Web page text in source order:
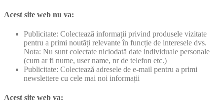
Acest site web nu va:
Publicitate: Colectează informații privind produsele vizitate
pentru a primi noutăți relevante în funcție de interesele dvs.
Nota: Nu sunt colectate niciodată date individuale personale
(cum ar fi nume, user name, nr de telefon etc.)
Publicitate: Colectează adresele de e-mail pentru a primi
newslettere cu cele mai noi informații
Acest site web va: